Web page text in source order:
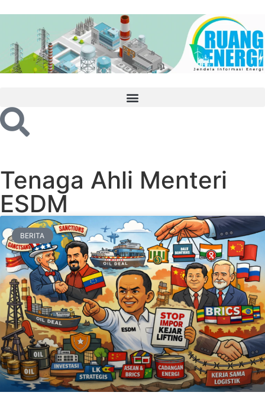
Tenaga Ahli Menteri
ESDM
BERITA